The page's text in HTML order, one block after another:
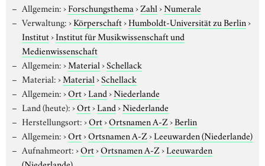
Allgemein:›Forschungsthema›Zahl›Numerale
Verwaltung:›Körperschaft›Humboldt-Universität zu Berlin›
Institut›Institut für Musikwissenschaft und
Medienwissenschaft
Allgemein:›Material›Schellack
Material:›Material›Schellack
Allgemein:›Ort›Land›Niederlande
Land (heute):›Ort›Land›Niederlande
Herstellungsort:›Ort›Ortsnamen A-Z›Berlin
Allgemein:›Ort›Ortsnamen A-Z›Leeuwarden (Niederlande)
Aufnahmeort:›Ort›Ortsnamen A-Z›Leeuwarden